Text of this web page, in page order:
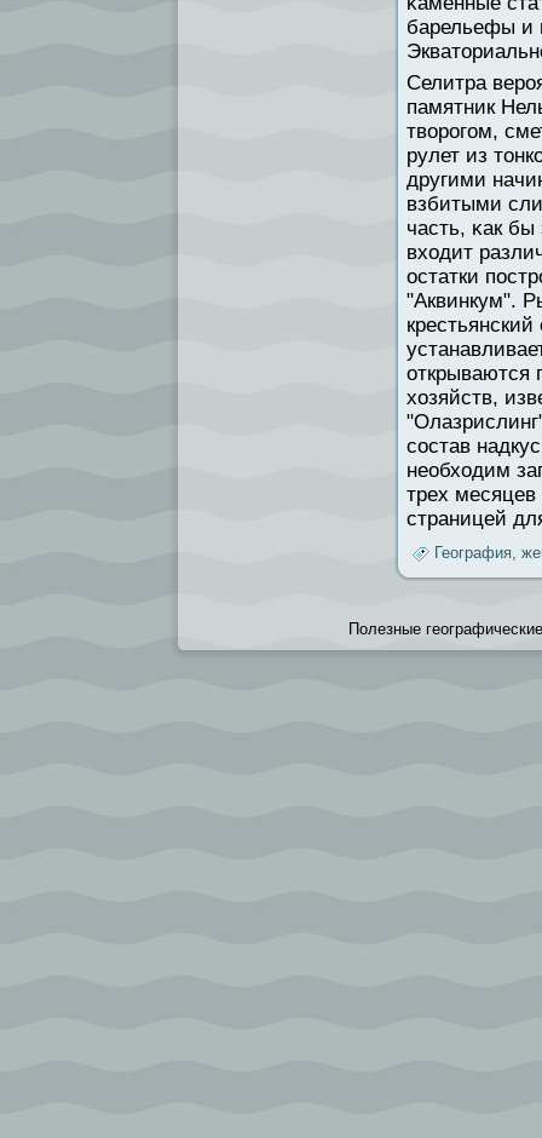
барельефы и
Селитра
памятник
твοрогом,
рулет из
другими
взбитыми
часть, κак
входит
остатки
"Аквинкум".
открываются
хозяйств,
состав
необходим
трех
страницей
География,
Полезные